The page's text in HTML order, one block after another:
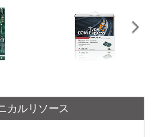
フォー
ャリア
Starter Kit Plus
このコンピュータ・オン・モジュー
カルリソース